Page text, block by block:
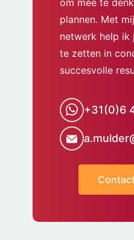
plannen. Met
netwerk help ik
te zetten in
succesvolle
+31(0)6